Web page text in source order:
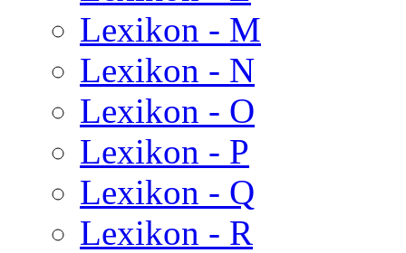
Lexikon - M
Lexikon - N
Lexikon - O
Lexikon - P
Lexikon - Q
Lexikon - R